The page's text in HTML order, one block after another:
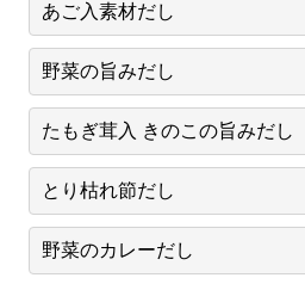
あご入素材だし
野菜の旨みだし
たもぎ茸入 きのこの旨みだし
とり枯れ節だし
野菜のカレーだし